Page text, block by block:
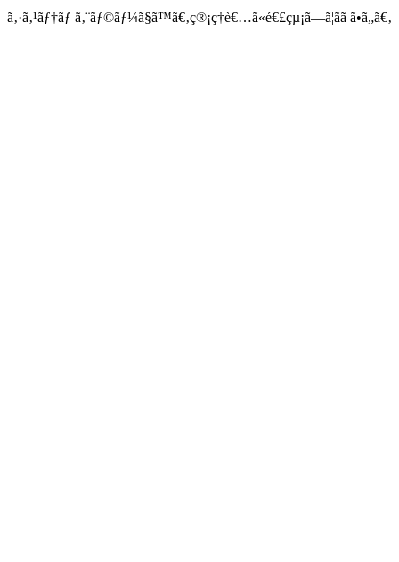
ã‚·ã‚¹ãƒ†ãƒ ã‚¨ãƒ©ãƒ¼ã§ã™ã€‚ç®¡ç†è€…ã«é€£çµ¡ã—ã¦ãã ã•ã„ã€‚